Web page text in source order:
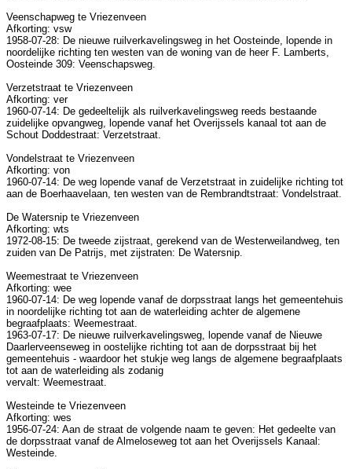
Veenschapweg te Vriezenveen
Afkorting: vsw
1958-07-28: De nieuwe ruilverkavelingsweg in het Oosteinde, lopende in
noordelijke richting ten westen van de woning van de heer F. Lamberts,
Oosteinde 309: Veenschapsweg.
Verzetstraat te Vriezenveen
Afkorting: ver
1960-07-14: De gedeeltelijk als ruilverkavelingsweg reeds bestaande
zuidelijke opvangweg, lopende vanaf het Overijssels kanaal tot aan de
Schout Doddestraat: Verzetstraat.
Vondelstraat te Vriezenveen
Afkorting: von
1960-07-14: De weg lopende vanaf de Verzetstraat in zuidelijke richting tot
aan de Boerhaavelaan, ten westen van de Rembrandtstraat: Vondelstraat.
De Watersnip te Vriezenveen
Afkorting: wts
1972-08-15: De tweede zijstraat, gerekend van de Westerweilandweg, ten
zuiden van De Patrijs, met zijstraten: De Watersnip.
Weemestraat te Vriezenveen
Afkorting: wee
1960-07-14: De weg lopende vanaf de dorpsstraat langs het gemeentehuis
in noordelijke richting tot aan de waterleiding achter de algemene
begraafplaats: Weemestraat.
1963-07-17: De nieuwe ruilverkavelingsweg, lopende vanaf de Nieuwe
Daarlerveenseweg in oostelijke richting tot aan de dorpsstraat bij het
gemeentehuis - waardoor het stukje weg langs de algemene begraafplaats
tot aan de waterleiding als zodanig
vervalt: Weemestraat.
Westeinde te Vriezenveen
Afkorting: wes
1956-07-24: Aan de straat de volgende naam te geven: Het gedeelte van
de dorpsstraat vanaf de Almeloseweg tot aan het Overijssels Kanaal:
Westeinde.